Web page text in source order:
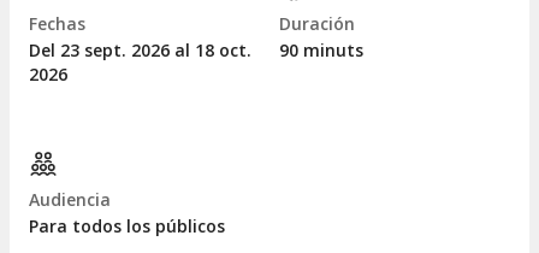
Fechas
Del 23 sept. 2026 al 18 oct.
2026
Duración
90 minuts
Audiencia
Para todos los públicos